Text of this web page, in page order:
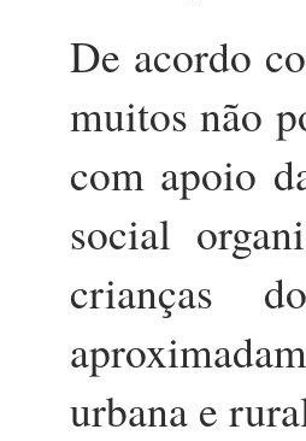
De acordo
muitos não
com apoio
social
crianças
urbana e